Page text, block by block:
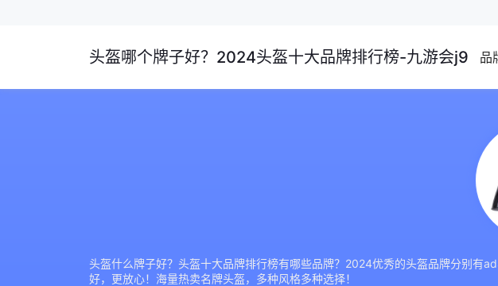
头盔哪个牌子好？2024头盔十大品牌排行榜-九游会j9 品
头盔什么牌子好？头盔十大品牌排行榜有哪些品牌？2024优秀的头盔品牌分别有
好，更放心！海量热卖名牌头盔，多种风格多种选择！